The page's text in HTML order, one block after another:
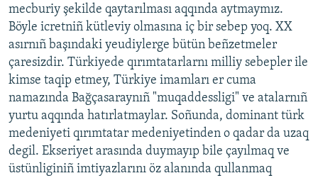
mecburiy şekilde qaytarılması aqqında aytmaymız.
Böyle icretniñ kütleviy olmasına iç bir sebep yoq. XX
asırnıñ başındaki yeudiylerge bütün beñzetmeler
çaresizdir. Türkiyede qırımtatarlarnı milliy sebepler ile
kimse taqip etmey, Türkiye imamları er cuma
namazında Bağçasaraynıñ "muqaddessligi" ve atalarnıñ
yurtu aqqında hatırlatmaylar. Soñunda, dominant türk
medeniyeti qırımtatar medeniyetinden o qadar da uzaq
degil. Ekseriyet arasında duymayıp bile çayılmaq ve
üstünliginiñ imtiyazlarını öz alanında qullanmaq